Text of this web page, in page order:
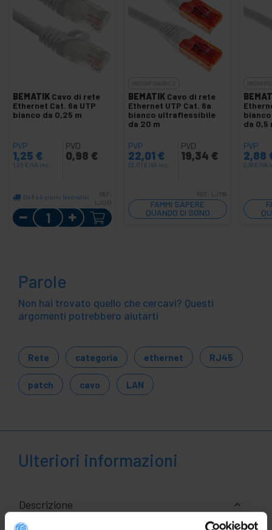
BEMATIK Cavo di rete
Ethernet Cat. 6a UTP
bianco da 0,25 m
PVP
1,25 €
1,25 € IVA inc.
PVD
0,98 €
Da 8 a 9 giorni lavorativi
REF:
LJ061
Quantità
BEMATIK Cavo di rete
Ethernet UTP Cat. 6a
bianco ultraflessibile
da 20 m
PVP
22,01 €
22,01 € IVA inc.
PVD
19,34 €
REF: LJ169
FAMMI SAPERE
QUANDO CI SONO
SCORTE
da 0,5
PVP
2,88
2,88 € IVA
Parole
Non hai trovato quello che cercavi? Questi
argomenti potrebbero aiutarti
Rete categoria ethernet RJ45
patch cavo LAN
Ulteriori informazioni
Descrizione